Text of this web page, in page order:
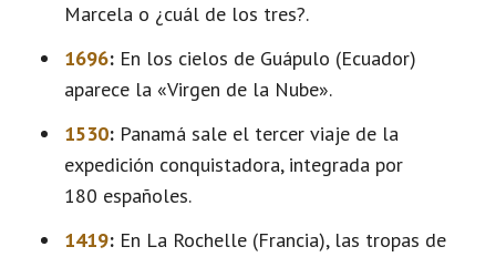
Marcela o ¿cuál de los tres?.
1696: En los cielos de Guápulo (Ecuador)
aparece la «Virgen de la Nube».
1530: Panamá sale el tercer viaje de la
expedición conquistadora, integrada por
180 españoles.
1419: En La Rochelle (Francia), las tropas de